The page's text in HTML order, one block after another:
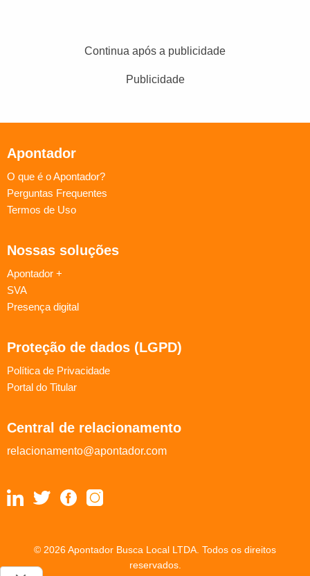
Continua após a publicidade
Publicidade
Apontador
O que é o Apontador?
Perguntas Frequentes
Termos de Uso
Nossas soluções
Apontador +
SVA
Presença digital
Proteção de dados (LGPD)
Política de Privacidade
Portal do Titular
Central de relacionamento
relacionamento@apontador.com
© 2026 Apontador Busca Local LTDA. Todos os direitos
reservados.